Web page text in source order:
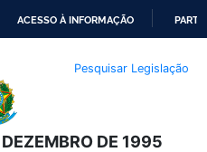
O
CONTEÚDO
ACESSO À INFORMAÇÃO
Pesquisar Legislação
DE 1995